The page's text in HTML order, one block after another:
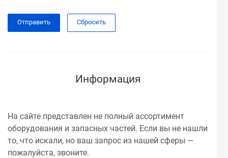
Сбросить
Информация
На сайте представлен не полный ассортимент
оборудования и запасных частей. Если вы не нашли
то, что искали, но ваш запрос из нашей сферы —
пожалуйста, звоните.